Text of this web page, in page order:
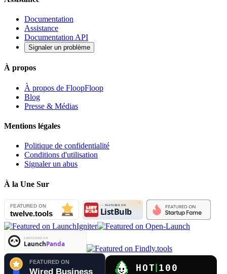
Documentation
Assistance
Documentation API
Signaler un problème
À propos
À propos de FloopFloop
Blog
Presse & Médias
Mentions légales
Politique de confidentialité
Conditions d'utilisation
Signaler un abus
À la Une Sur